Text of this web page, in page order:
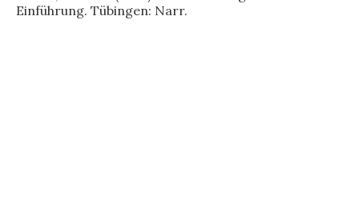
Einführung. Tübingen: Narr.